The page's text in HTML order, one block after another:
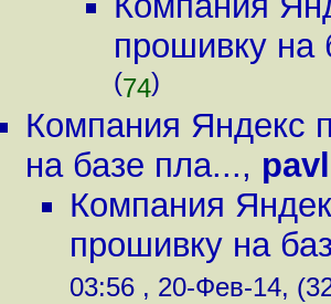
прошивку на
(74)
Компания Яндекс
на базе пла...,
Компания
прошивку на
03:56 , 20-Фев-14,